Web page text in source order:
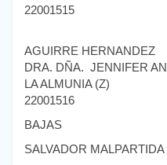
22001515
AGUIRRE HERNANDEZ
DRA. DÑA. JENNIFER
LA ALMUNIA (Z)
22001516
BAJAS
SALVADOR